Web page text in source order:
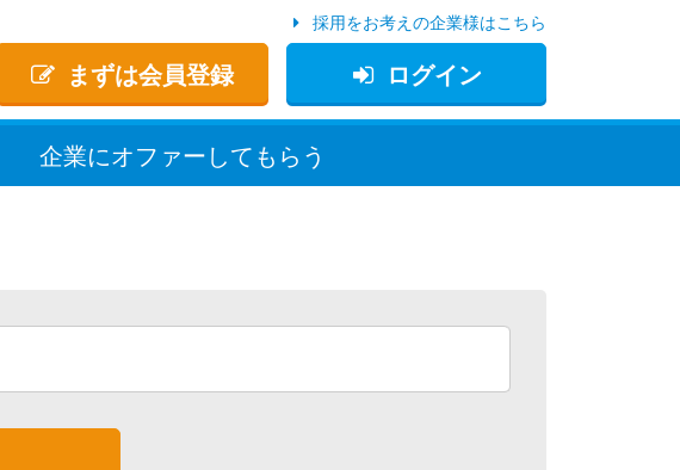
まずは会員登録 ログイン
採用をお考えの企業様はこちら
企業にオファー してもらう